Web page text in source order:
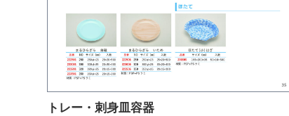
トレー・刺身皿容器